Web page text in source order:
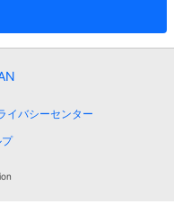
イバシーセンター